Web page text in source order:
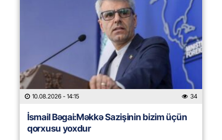
10.08.2026 - 14:15 34
İsmail Bəgai:Məkkə Sazişinin bizim üçün
qorxusu yoxdur